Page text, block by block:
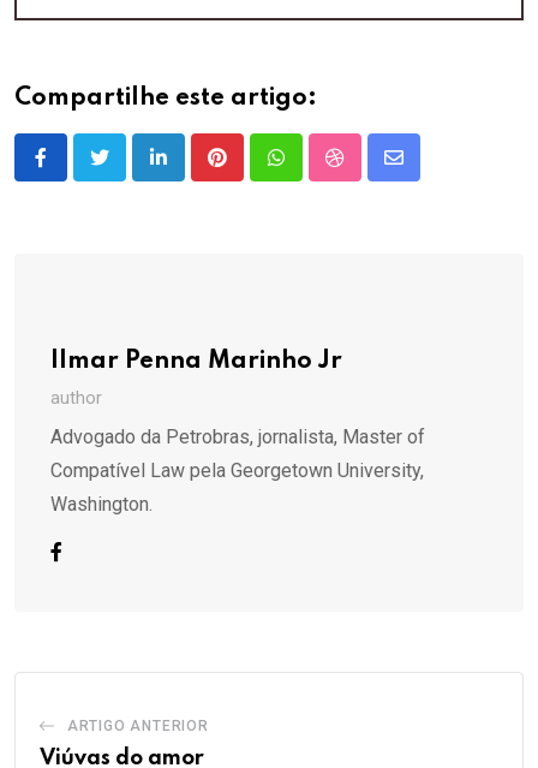
Compartilhe este artigo:
LinkedInPinterestWhatsappStumbleUpon
Share
Ilmar Penna Marinho Jr
author
Advogado da Petrobras, jornalista, Master of
Compatível Law pela Georgetown University,
Washington.
ARTIGO ANTERIOR
Viúvas do amor